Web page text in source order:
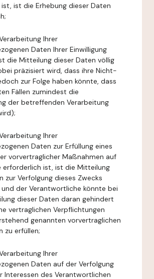
ist die Erhebung dieser Daten
Ihrer
Daten Ihrer Einwilligung
die Mitteilung dieser Daten völlig
präzisiert wird, dass ihre Nicht-
zur Folge haben könnte, dass
Fällen zumindest die
der betreffenden Verarbeitung
Ihrer
Daten zur Erfüllung eines
vorvertraglicher Maßnahmen auf
erforderlich ist, ist die Mitteilung
zur Verfolgung dieses Zwecks
der Verantwortliche könnte bei
dieser Daten daran gehindert
vertraglichen Verpflichtungen
genannten vorvertraglichen
zu erfüllen;
Ihrer
Daten auf der Verfolgung
Interessen des Verantwortlichen